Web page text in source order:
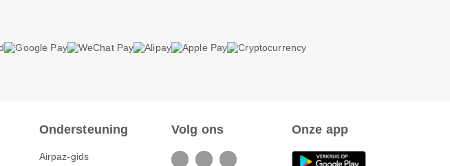
Ondersteuning
Airpaz-gids
Volg ons Onze app